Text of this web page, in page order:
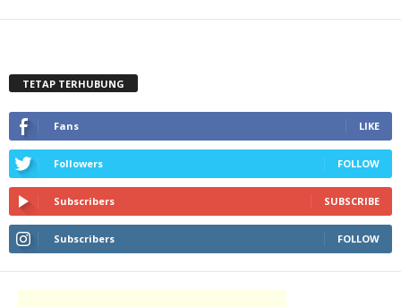
TETAP TERHUBUNG
Fans LIKE
Followers FOLLOW
Subscribers SUBSCRIBE
Subscribers FOLLOW